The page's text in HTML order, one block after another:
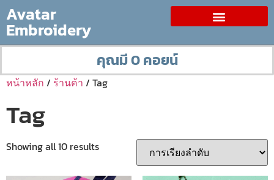
Avatar
Embroidery
คุณมี 0 คอยน์
หน้าหลัก / ร้านค้า / Tag
Tag
Showing all 10 results